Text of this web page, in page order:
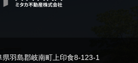
羽島郡岐南町上印食8-123-1